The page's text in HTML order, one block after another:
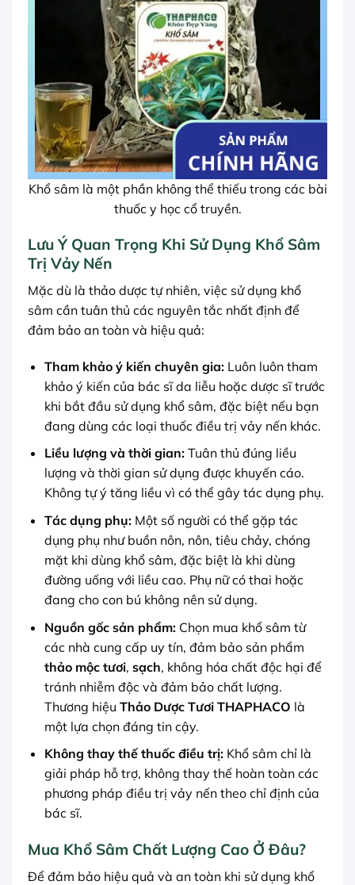
Khổ sâm là một phần không thể thiếu trong các bài
thuốc y học cổ truyền.
Lưu Ý Quan Trọng Khi Sử Dụng Khổ Sâm
Trị Vảy Nến
Mặc dù là thảo dược tự nhiên, việc sử dụng khổ
sâm cần tuân thủ các nguyên tắc nhất định để
đảm bảo an toàn và hiệu quả:
Tham khảo ý kiến chuyên gia:Luôn luôn tham
khảo ý kiến của bác sĩ da liễu hoặc dược sĩ trước
khi bắt đầu sử dụng khổ sâm, đặc biệt nếu bạn
đang dùng các loại thuốc điều trị vảy nến khác.
Liều lượng và thời gian:Tuân thủ đúng liều
lượng và thời gian sử dụng được khuyến cáo.
Không tự ý tăng liều vì có thể gây tác dụng phụ.
Tác dụng phụ:Một số người có thể gặp tác
dụng phụ như buồn nôn, nôn, tiêu chảy, chóng
mặt khi dùng khổ sâm, đặc biệt là khi dùng
đường uống với liều cao. Phụ nữ có thai hoặc
đang cho con bú không nên sử dụng.
Nguồn gốc sản phẩm:Chọn mua khổ sâm từ
các nhà cung cấp uy tín, đảm bảo sản phẩm
thảo mộc tươi, sạch, không hóa chất độc hại để
tránh nhiễm độc và đảm bảo chất lượng.
Thương hiệu Thảo Dược Tươi THAPHACO là
một lựa chọn đáng tin cậy.
Không thay thế thuốc điều trị:Khổ sâm chỉ là
giải pháp hỗ trợ, không thay thế hoàn toàn các
phương pháp điều trị vảy nến theo chỉ định của
bác sĩ.
Mua Khổ Sâm Chất Lượng Cao Ở Đâu?
Để đảm bảo hiệu quả và an toàn khi sử dụng khổ